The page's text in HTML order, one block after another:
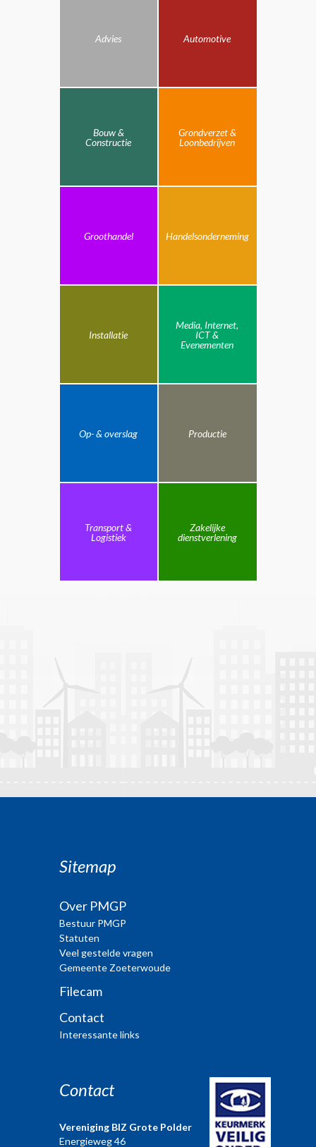
Advies Automotive
Bouw &
Constructie
Grondverzet &
Loonbedrijven
Groothandel Handelsonderneming
Installatie
Media, Internet,
ICT &
Evenementen
Op- & overslag Productie
Transport &
Logistiek
Zakelijke
dienstverlening
Sitemap
Over PMGP
Bestuur PMGP
Statuten
Veel gestelde vragen
Gemeente Zoeterwoude
Filecam
Contact
Interessante links
Contact
Vereniging BIZ Grote Polder
Energieweg 46